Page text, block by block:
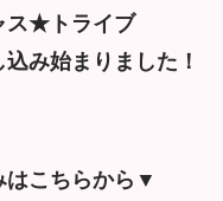
ス★トライブ
み始まりました！
こちらから▼